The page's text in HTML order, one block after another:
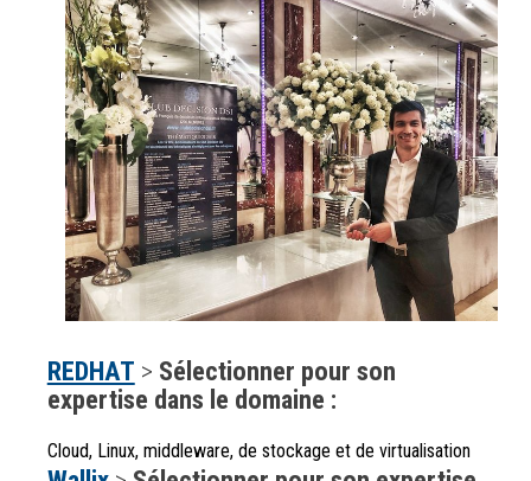
REDHAT > Sélectionner pour son
expertise dans le domaine :
Cloud, Linux, middleware, de stockage et de virtualisation